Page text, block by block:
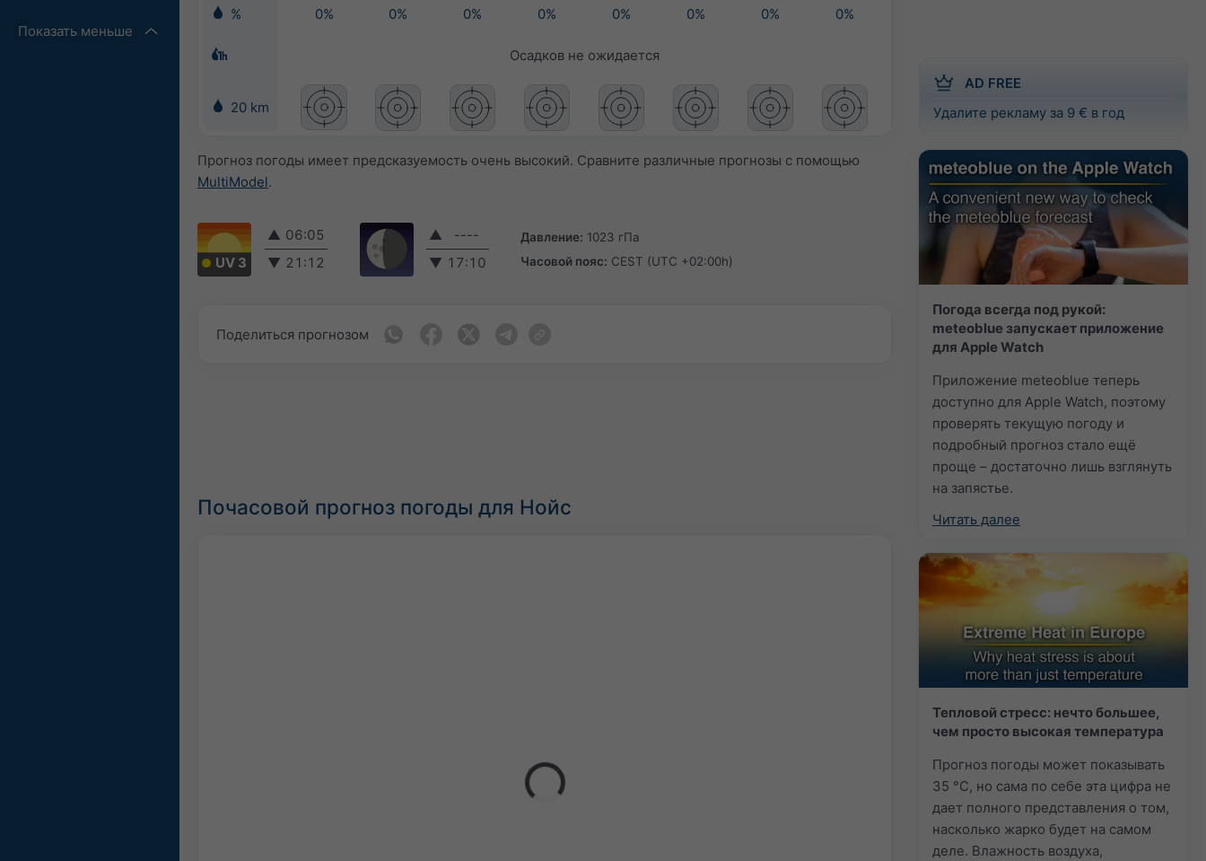
Показать меньше
AD FREE
Удалите рекламу за 9 € в год
Погода всегда под рукой:
meteoblue запускает приложение
для Apple Watch
Приложение meteoblue теперь
доступно для Apple Watch, поэтому
проверять текущую погоду и
подробный прогноз стало ещё
проще – достаточно лишь взглянуть
на запястье.
Читать далее
Тепловой стресс: нечто большее,
чем просто высокая температура
Прогноз погоды может показывать
35 °C, но сама по себе эта цифра не
дает полного представления о том,
насколько жарко будет на самом
деле. Влажность воздуха,
%
0% 0% 0% 0% 0% 0% 0% 0%
Осадков не ожидается
20 km
Прогноз погоды имеет предсказуемость очень высокий. Сравните различные прогнозы с помощью
MultiModel.
UV 3
▲ 06:05
▼ 21:12
▲
----
▼ 17:10
Давление: 1023 гПа
Часовой пояс: CEST (UTC +02:00h)
Поделиться прогнозом
Почасовой прогноз погоды для Нойс